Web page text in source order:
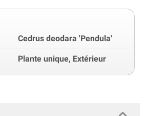
Cedrus deodara 'Pendula'
Plante unique, Extérieur